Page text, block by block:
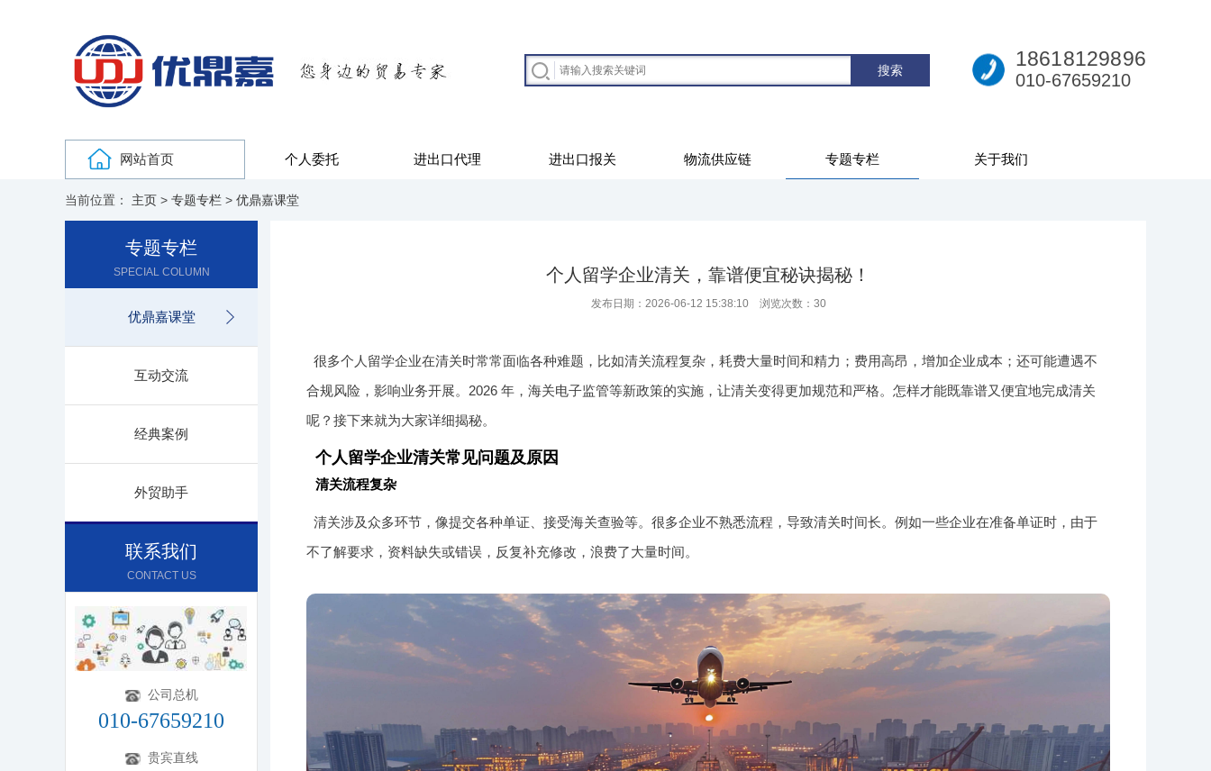
18618129896
010-67659210
网站首页 个人委托 进出口代理 进出口报关 物流供应链 专题专栏 关于我们
当前位置： 主页 > 专题专栏 > 优鼎嘉课堂
专题专栏
SPECIAL COLUMN
优鼎嘉课堂
互动交流
经典案例
外贸助手
联系我们
CONTACT US
公司总机
010-67659210
贵宾直线
个人留学企业清关，靠谱便宜秘诀揭秘！
发布日期：2026-06-12 15:38:10 浏览次数： 30
很多个人留学企业在清关时常常面临各种难题，比如清关流程复杂，耗费大量时间和精力；费用高昂，增加企业成本；还可能遭遇不
合规风险，影响业务开展。2026 年，海关电子监管等新政策的实施，让清关变得更加规范和严格。怎样才能既靠谱又便宜地完成清关
呢？接下来就为大家详细揭秘。
个人留学企业清关常见问题及原因
清关流程复杂
清关涉及众多环节，像提交各种单证、接受海关查验等。很多企业不熟悉流程，导致清关时间长。例如一些企业在准备单证时，由于
不了解要求，资料缺失或错误，反复补充修改，浪费了大量时间。